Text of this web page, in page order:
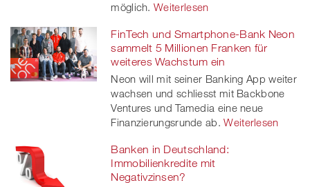
möglich. Weiterlesen
FinTech und Smartphone-Bank Neon
sammelt 5 Millionen Franken für
weiteres Wachstum ein
Neon will mit seiner Banking App weiter
wachsen und schliesst mit Backbone
Ventures und Tamedia eine neue
Finanzierungsrunde ab. Weiterlesen
Banken in Deutschland:
Immobilienkredite mit
Negativzinsen?